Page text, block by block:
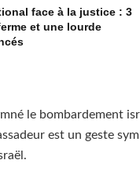
face à la justice : 3
et une lourde
le bombardement
est un geste